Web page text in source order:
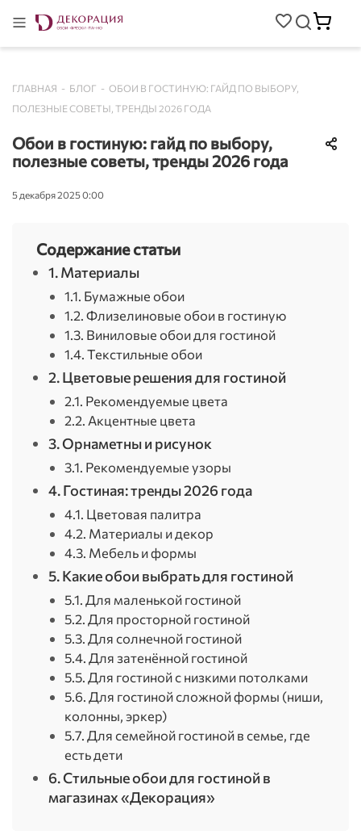
ГЛАВНАЯ - БЛОГ - ОБОИ В ГОСТИНУЮ: ГАЙД ПО ВЫБОРУ,
ПОЛЕЗНЫЕ СОВЕТЫ, ТРЕНДЫ 2026 ГОДА
Обои в гостиную: гайд по выбору,
полезные советы, тренды 2026 года
5 декабря 2025 0:00
Содержание статьи
1. Материалы
1.1. Бумажные обои
1.2. Флизелиновые обои в гостиную
1.3. Виниловые обои для гостиной
1.4. Текстильные обои
2. Цветовые решения для гостиной
2.1. Рекомендуемые цвета
2.2. Акцентные цвета
3. Орнаметны и рисунок
3.1. Рекомендуемые узоры
4. Гостиная: тренды 2026 года
4.1. Цветовая палитра
4.2. Материалы и декор
4.3. Мебель и формы
5. Какие обои выбрать для гостиной
5.1. Для маленькой гостиной
5.2. Для просторной гостиной
5.3. Для солнечной гостиной
5.4. Для затенённой гостиной
5.5. Для гостиной с низкими потолками
5.6. Для гостиной сложной формы (ниши,
колонны, эркер)
5.7. Для семейной гостиной в семье, где
есть дети
6. Стильные обои для гостиной в
магазинах «Декорация»